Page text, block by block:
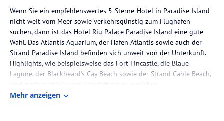
Wenn Sie ein empfehlenswertes 5-Sterne-Hotel in Paradise Island
nicht weit vom Meer sowie verkehrsgünstig zum Flughafen
suchen, dann ist das Hotel Riu Palace Paradise Island eine gute
Wahl. Das Atlantis Aquarium, der Hafen Atlantis sowie auch der
Strand Paradise Island befinden sich unweit von der Unterkunft.
Highlights, wie beispielsweise das Fort Fincastle, die Blaue
Lagune, der Blackbeard's Cay Beach sowie der Strand Cable Beach,
sind nach relativ kurzer Fahrdistanz zu erreichen.
Mehr anzeigen